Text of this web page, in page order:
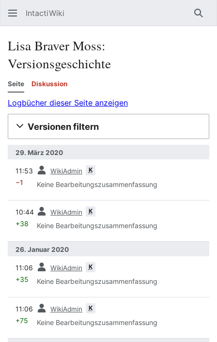
IntactiWiki
Lisa Braver Moss:
Versionsgeschichte
Seite Diskussion
Logbücher dieser Seite anzeigen
Versionen filtern
29. März 2020
11:53 WikiAdmin K
−1 Keine Bearbeitungszusammenfassung
10:44 WikiAdmin K
+38 Keine Bearbeitungszusammenfassung
26. Januar 2020
11:06 WikiAdmin K
+35 Keine Bearbeitungszusammenfassung
11:06 WikiAdmin K
+75 Keine Bearbeitungszusammenfassung